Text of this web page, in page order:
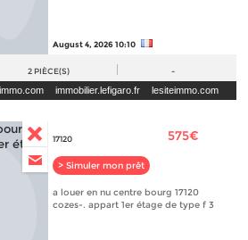
August 4, 2026 10:10
2 PIÈCE(S) -
immobilier.lefigaro.fr
lesiteimmo.com
17120
> Simuler mon prêt
575€
a louer en nu centre bourg 17120
cozes-. appart 1er étage de type f 3